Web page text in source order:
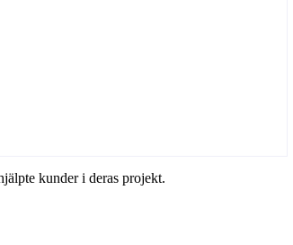
kunder i deras projekt.